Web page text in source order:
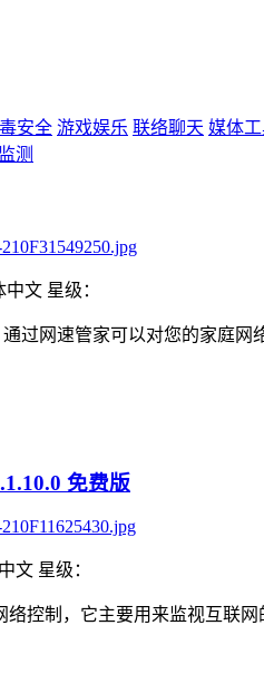
安全 游戏娱乐 联络聊天 媒体
测
中文 星级：
过网速管家可以对您的家庭
免费版
文 星级：
制，它主要用来监视互联网